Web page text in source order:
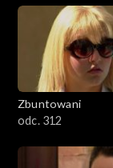
Zbuntowani
odc. 312